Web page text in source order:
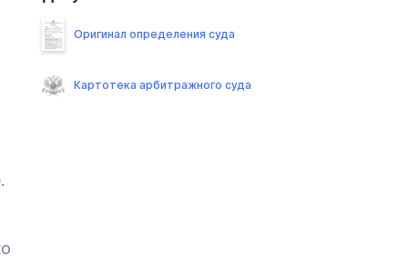
Оригинал определения суда
Картотека арбитражного суда